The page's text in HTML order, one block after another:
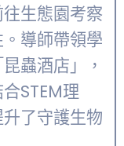
生態園考察
導師帶領學
蟲酒店」，
STEM理
了守護生物